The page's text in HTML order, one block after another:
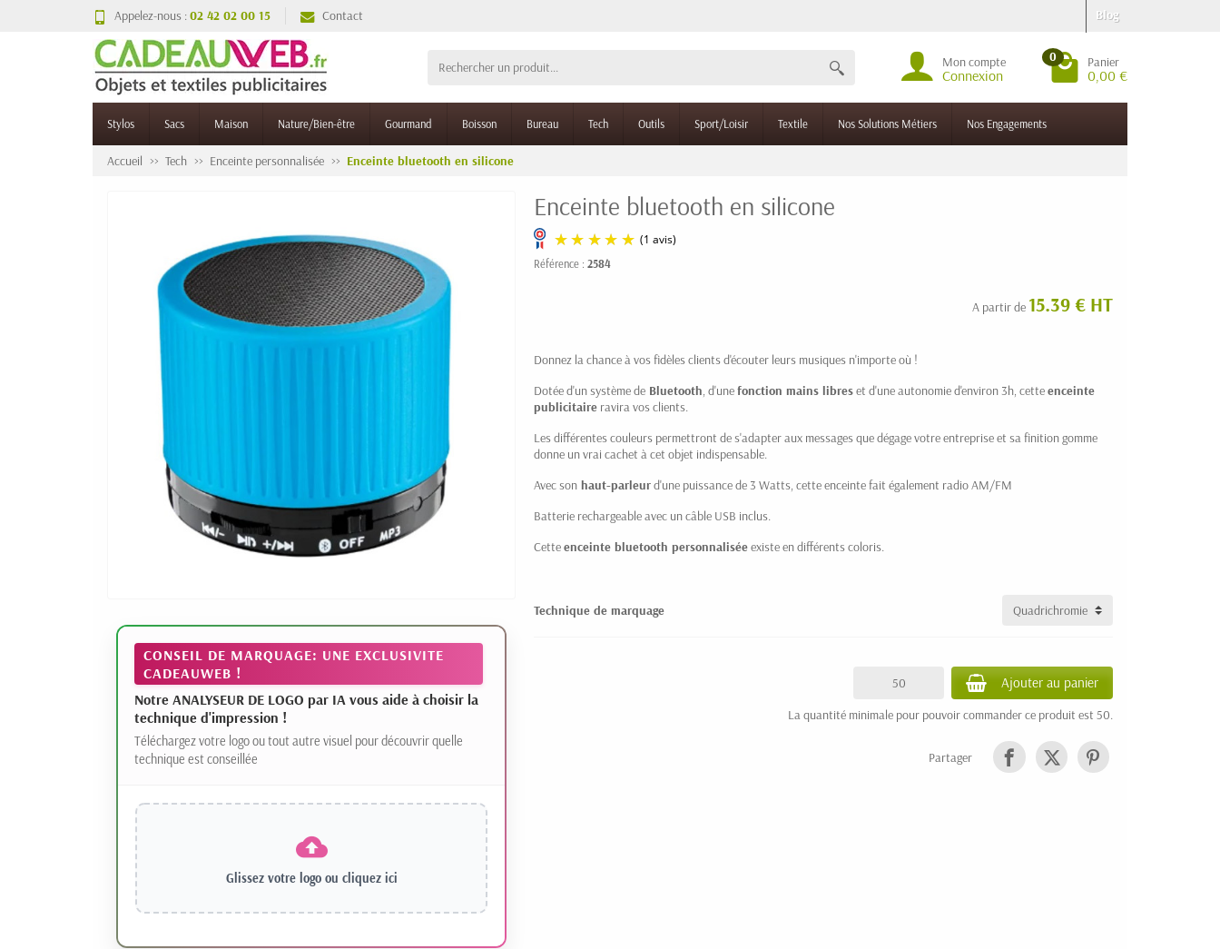
Appelez-nous :02 42 02 00 15 Contact Blog
Mon compte
Connexion
0 Panier
0,00 €
Stylos Sacs Maison Nature/Bien-être Gourmand Boisson Bureau Tech Outils Sport/Loisir Textile Nos Solutions Métiers Nos Engagements
Accueil Tech Enceinte personnalisée Enceinte bluetooth en silicone
CONSEIL DE MARQUAGE: UNE EXCLUSIVITE
CADEAUWEB !
Notre ANALYSEUR DE LOGO par IA vous aide à choisir la
technique d'impression !
Téléchargez votre logo ou tout autre visuel pour découvrir quelle
technique est conseillée
Glissez votre logo ou cliquez ici
Enceinte bluetooth en silicone
Référence : 2584
A partir de 15.39 € HT
Donnez la chance à vos fidèles clients d'écouter leurs musiques n'importe où !
Dotée d'un système de Bluetooth , d'unefonction mains libreset d'une autonomie d'environ 3h, cetteenceinte
publicitaire ravira vos clients.
Les différentes couleurs permettront de s'adapter aux messages que dégage votre entreprise et sa finition gomme
donne un vrai cachet à cet objet indispensable.
Avec son haut-parleurd'une puissance de 3 Watts, cette enceinte fait également radio AM/FM
Batterie rechargeable avec un câble USB inclus.
Cetteenceinte bluetooth personnaliséeexiste en différents coloris.
Technique de marquage
Ajouter au panier
La quantité minimale pour pouvoir commander ce produit est 50.
Partager